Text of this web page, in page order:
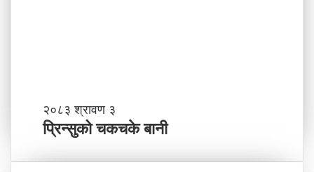
ने
पा
काे
प्रि
न्सु
को
२०८३ श्रावण ३
प्रिन्सुको चकचके बानी